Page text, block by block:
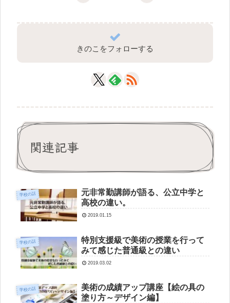
きのこをフォローする
関連記事
学校の話
元非常勤講師が語る、公立中学と
高校の違い。
2019.01.15
学校の話
特別支援級で美術の授業を行って
みて感じた普通級との違い
2019.03.02
学校の話
美術の成績アップ講座【絵の具の
塗り方～デザイン編】